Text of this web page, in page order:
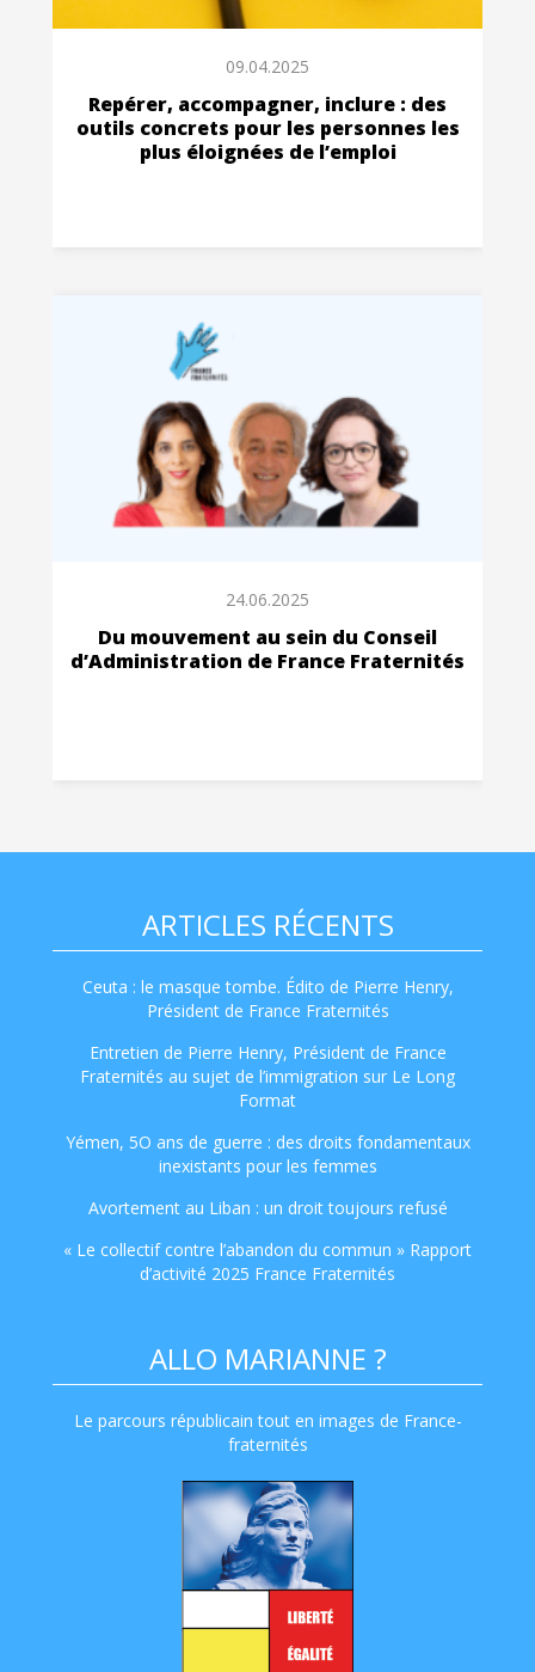
09.04.2025
Repérer, accompagner, inclure : des
outils concrets pour les personnes les
plus éloignées de l’emploi
24.06.2025
Du mouvement au sein du Conseil
d’Administration de France Fraternités
ARTICLES RÉCENTS
Ceuta : le masque tombe. Édito de Pierre Henry,
Président de France Fraternités
Entretien de Pierre Henry, Président de France
Fraternités au sujet de l’immigration sur Le Long
Format
Yémen, 5O ans de guerre : des droits fondamentaux
inexistants pour les femmes
Avortement au Liban : un droit toujours refusé
« Le collectif contre l’abandon du commun » Rapport
d’activité 2025 France Fraternités
ALLO MARIANNE ?
Le parcours républicain tout en images de France-
fraternités